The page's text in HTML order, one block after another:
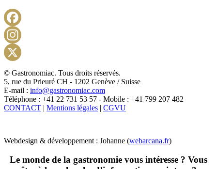
X
© Gastronomiac. Tous droits réservés.
5, rue du Prieuré CH - 1202 Genève / Suisse
E-mail : info@gastronomiac.com
Téléphone : +41 22 731 53 57 - Mobile : +41 799 207 482
CONTACT | Mentions légales | CGVU
Webdesign & développement : Johanne (webarcana.fr)
Le monde de la gastronomie vous intéresse ? Vous